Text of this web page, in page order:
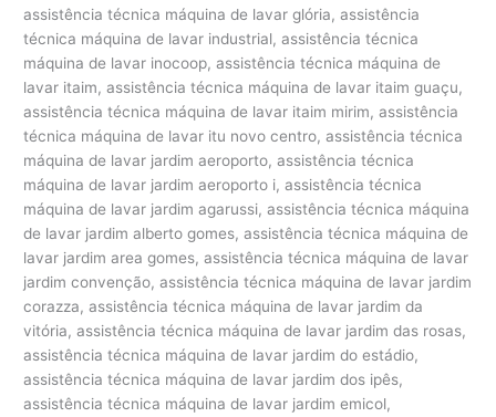
assistência técnica máquina de lavar glória, assistência
técnica máquina de lavar industrial, assistência técnica
máquina de lavar inocoop, assistência técnica máquina de
lavar itaim, assistência técnica máquina de lavar itaim guaçu,
assistência técnica máquina de lavar itaim mirim, assistência
técnica máquina de lavar itu novo centro, assistência técnica
máquina de lavar jardim aeroporto, assistência técnica
máquina de lavar jardim aeroporto i, assistência técnica
máquina de lavar jardim agarussi, assistência técnica máquina
de lavar jardim alberto gomes, assistência técnica máquina de
lavar jardim area gomes, assistência técnica máquina de lavar
jardim convenção, assistência técnica máquina de lavar jardim
corazza, assistência técnica máquina de lavar jardim da
vitória, assistência técnica máquina de lavar jardim das rosas,
assistência técnica máquina de lavar jardim do estádio,
assistência técnica máquina de lavar jardim dos ipês,
assistência técnica máquina de lavar jardim emicol,